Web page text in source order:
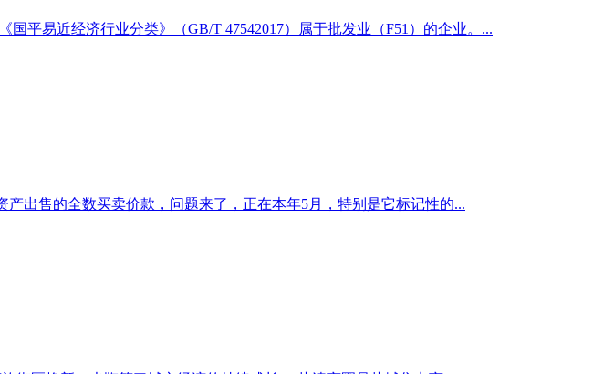
平易近经济行业分类》（GB/T 47542017）属于批发业（F51）的企业。...
出售的全数买卖价款，问题来了，正在本年5月，特别是它标记性的...